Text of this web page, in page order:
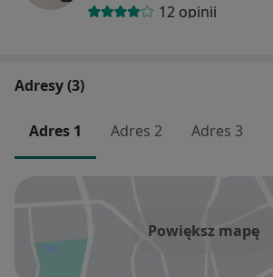
12 opinii
Adresy (3)
Adres 1 Adres 2 Adres 3
Powiększ mapę